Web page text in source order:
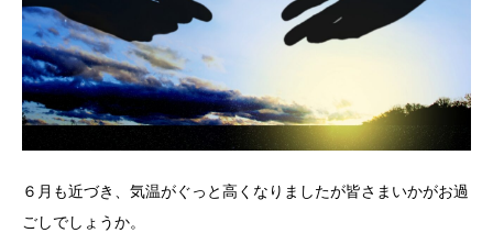
６月も近づき、気温がぐっと高くなりましたが皆さまいかがお過
ごしでしょうか。